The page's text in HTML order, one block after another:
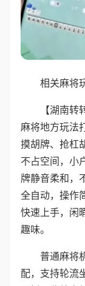
相关麻将
【湖南
麻将地方玩法
摸胡牌、抢杠
不占空间，小
牌静音柔和，
全自动，操作
快速上手，闲
趣味。
普通麻将
配，支持轮流